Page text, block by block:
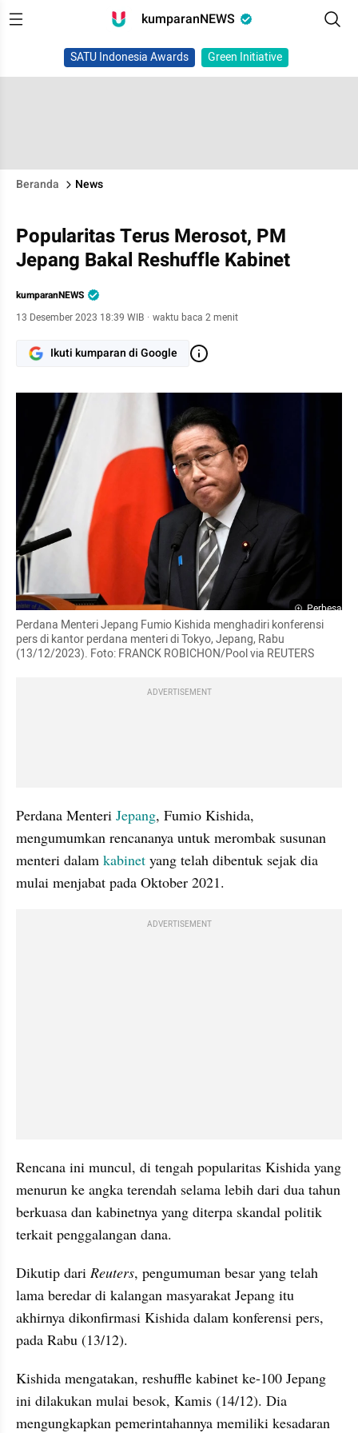
kumparanNEWS
SATU Indonesia Awards Green Initiative
Beranda News
Popularitas Terus Merosot, PM
Jepang Bakal Reshuffle Kabinet
kumparanNEWS
13 Desember 2023 18:39 WIB · waktu baca 2 menit
Ikuti kumparan di Google
Perbesar
Perdana Menteri Jepang Fumio Kishida menghadiri konferensi
pers di kantor perdana menteri di Tokyo, Jepang, Rabu
(13/12/2023). Foto: FRANCK ROBICHON/Pool via REUTERS
ADVERTISEMENT
Perdana Menteri Jepang, Fumio Kishida,
mengumumkan rencananya untuk merombak susunan
menteri dalam kabinet yang telah dibentuk sejak dia
mulai menjabat pada Oktober 2021.
ADVERTISEMENT
Rencana ini muncul, di tengah popularitas Kishida yang
menurun ke angka terendah selama lebih dari dua tahun
berkuasa dan kabinetnya yang diterpa skandal politik
terkait penggalangan dana.
Dikutip dari Reuters, pengumuman besar yang telah
lama beredar di kalangan masyarakat Jepang itu
akhirnya dikonfirmasi Kishida dalam konferensi pers,
pada Rabu (13/12).
Kishida mengatakan, reshuffle kabinet ke-100 Jepang
ini dilakukan mulai besok, Kamis (14/12). Dia
mengungkapkan pemerintahannya memiliki kesadaran